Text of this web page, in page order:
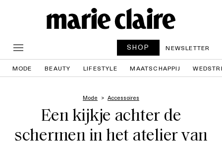
SHOP NEWSLETTER
MODE BEAUTY LIFESTYLE MAATSCHAPPIJ
Mode Accessoires
Een kijkje achter de
schermen in het atelier van